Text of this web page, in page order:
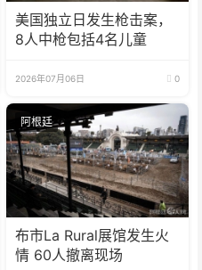
美国独立日发生枪击案，
8人中枪包括4名儿童
2026年07月06日 0
阿根廷
布市La Rural展馆发生火
情 60人撤离现场